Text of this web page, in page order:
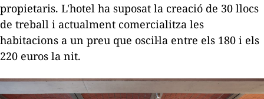
propietaris. L'hotel ha suposat la creació de 30 llocs
de treball i actualment comercialitza les
habitacions a un preu que oscil·la entre els 180 i els
220 euros la nit.